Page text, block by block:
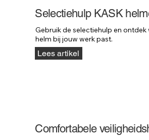
Selectiehulp KASK
Gebruik de selectiehulp en ontdek
helm bij jouw werk past.
Lees artikel
Comfortabele